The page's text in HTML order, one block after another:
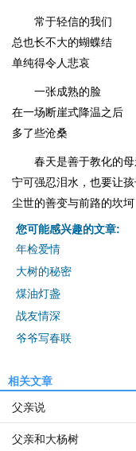
常于轻信的我们
总也长不大的蝴蝶结
单纯得令人悲哀
一张成熟的脸
在一场断崖式降温之后
多了些沧桑
春天是善于教化的
宁可强忍泪水，也要让孩
尘世的善变与前路的坎坷
您可能感兴趣的文章:
年检爱情
大树的秘密
煤油灯盏
战友情深
爷爷写春联
相关文章
父亲说
父亲和大杨树